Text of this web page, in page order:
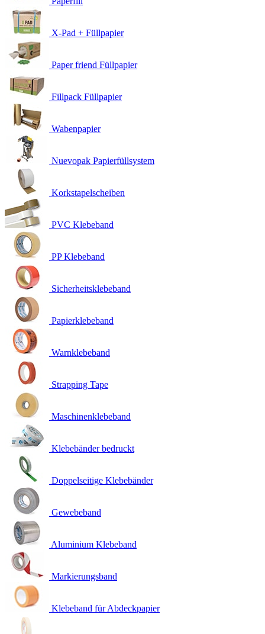
X-Pad + Füllpapier
Paper friend Füllpapier
Fillpack Füllpapier
Wabenpapier
Nuevopak Papierfüllsystem
Korkstapelscheiben
PVC Klebeband
PP Klebeband
Sicherheitsklebeband
Papierklebeband
Warnklebeband
Strapping Tape
Maschinenklebeband
Klebebänder bedruckt
Doppelseitige Klebebänder
Gewebeband
Aluminium Klebeband
Markierungsband
Klebeband für Abdeckpapier